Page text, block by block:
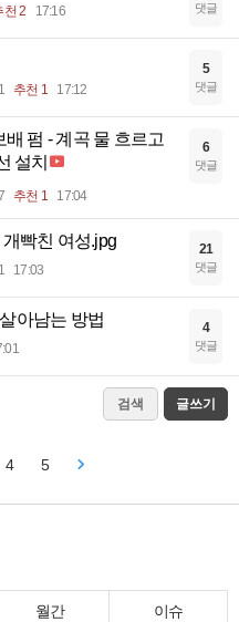
천 2 17:16 댓글
추천 1 17:12
5
댓글
펌 - 계곡 물 흐르고
설치
추천 1 17:04
6
댓글
빡친 여성.jpg
17:03
21
댓글
아남는 방법 4
댓글
검색 글쓰기
4 5
월간 이슈